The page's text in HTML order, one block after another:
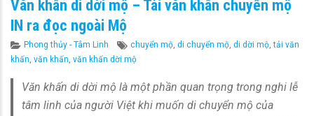
Văn khấn di dời mộ – Tải văn khấn chuyển mộ
IN ra đọc ngoài Mộ
Categories
Phong thủy - Tâm Linh Tags
chuyển mộ, di chuyển mộ, di dời mộ,tải văn
khấn, văn khấn, văn khấn dời mộ
Văn khấn di dời mộ là một phần quan trọng trong nghi lễ
tâm linh của người Việt khi muốn di chuyển mộ của